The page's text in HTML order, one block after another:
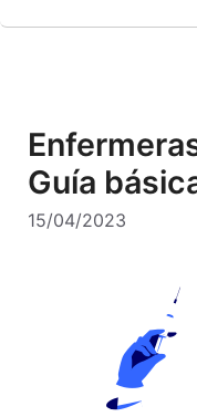
Guía
15/04/2023